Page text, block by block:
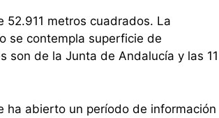
52.911 metros cuadrados. La
se contempla superficie de
son de la Junta de Andalucía y las 11
ha abierto un período de información